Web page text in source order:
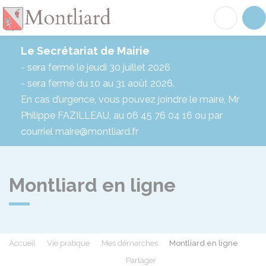
Le Secrétariat de Mairie
- sera fermé le jeudi 30 juillet 2026
- sera fermé du 10 au 31 août 2026.
En cas d’urgence, vous pouvez joindre le maire, Mr
Philippe FAZILLEAU, au 06 45 76 04 16 ou par
courriel maire@montliard.fr
Montliard en ligne
Accueil Vie pratique Mes démarches
Montliard en ligne
Partager